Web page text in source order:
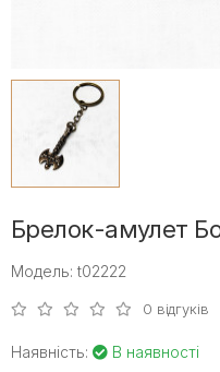
Брелок-амулет
Модель: t02222
0 відгуків
Наявність: В наявності